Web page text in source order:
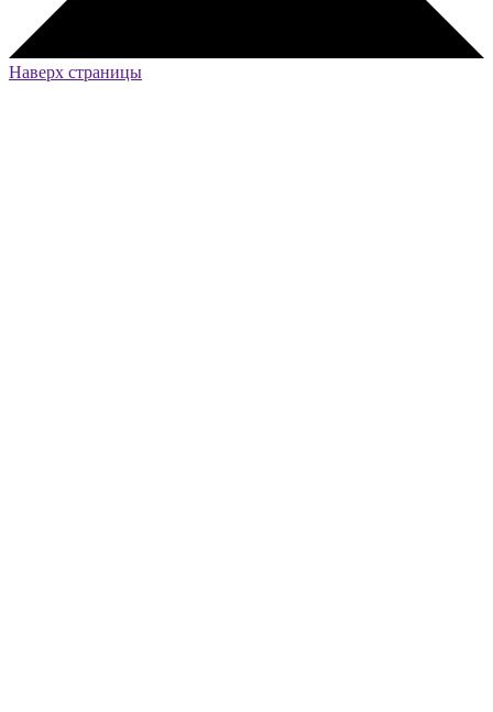
Наверх страницы